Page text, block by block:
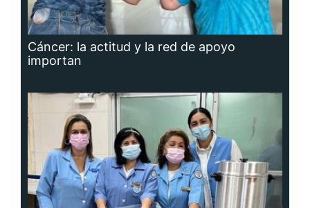
Cáncer: la actitud y la red de apoyo
importan